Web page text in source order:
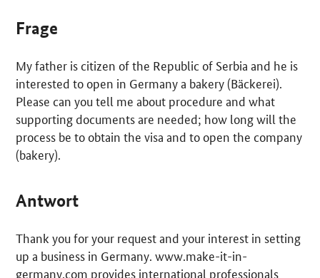
Frage
My father is citizen of the Republic of Serbia and he is
interested to open in Germany a bakery (Bäckerei).
Please can you tell me about procedure and what
supporting documents are needed; how long will the
process be to obtain the visa and to open the company
(bakery).
Antwort
Thank you for your request and your interest in setting
up a business in Germany. www.make-it-in-
germany.com provides international professionals